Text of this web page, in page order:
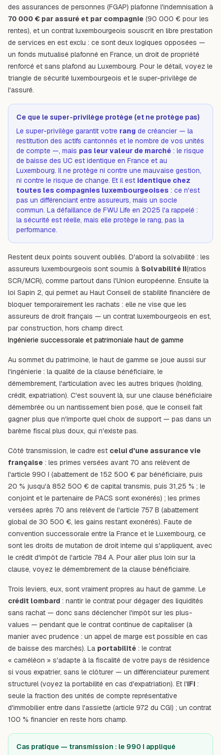
des assurances de personnes (FGAP) plafonne l'indemnisation à
70 000 € par assuré et par compagnie (90 000 € pour les
rentes), et un contrat luxembourgeois souscrit en libre prestation
de services en est exclu : ce sont deux logiques opposées —
un fonds mutualisé plafonné en France, un droit de propriété
renforcé et sans plafond au Luxembourg. Pour le détail, voyez le
triangle de sécurité luxembourgeois et le super-privilège de
l'assuré.
Ce que le super-privilège protège (et ne protège pas)
Le super-privilège garantit votre rang de créancier — la
restitution des actifs cantonnés et le nombre de vos unités
de compte —, mais pas leur valeur de marché : le risque
de baisse des UC est identique en France et au
Luxembourg. Il ne protège ni contre une mauvaise gestion,
ni contre le risque de change. Et il est identique chez
toutes les compagnies luxembourgeoises : ce n'est
pas un différenciant entre assureurs, mais un socle
commun. La défaillance de FWU Life en 2025 l'a rappelé :
la sécurité est réelle, mais elle protège le rang, pas la
performance.
Restent deux points souvent oubliés. D'abord la solvabilité : les
assureurs luxembourgeois sont soumis à Solvabilité II(ratios
SCR/MCR), comme partout dans l'Union européenne. Ensuite la
loi Sapin 2, qui permet au Haut Conseil de stabilité financière de
bloquer temporairement les rachats : elle ne vise que les
assureurs de droit français — un contrat luxembourgeois en est,
par construction, hors champ direct.
Ingénierie successorale et patrimoniale haut de gamme
Au sommet du patrimoine, le haut de gamme se joue aussi sur
l'ingénierie : la qualité de la clause bénéficiaire, le
démembrement, l'articulation avec les autres briques (holding,
crédit, expatriation). C'est souvent là, sur une clause bénéficiaire
démembrée ou un nantissement bien posé, que le conseil fait
gagner plus que n'importe quel choix de support — pas dans un
barème fiscal plus doux, qui n'existe pas.
Côté transmission, le cadre est celui d'une assurance vie
française : les primes versées avant 70 ans relèvent de
l'article 990 I (abattement de 152 500 € par bénéficiaire, puis
20 % jusqu'à 852 500 € de capital transmis, puis 31,25 % ; le
conjoint et le partenaire de PACS sont exonérés) ; les primes
versées après 70 ans relèvent de l'article 757 B (abattement
global de 30 500 €, les gains restant exonérés). Faute de
convention successorale entre la France et le Luxembourg, ce
sont les droits de mutation de droit interne qui s'appliquent, avec
le crédit d'impôt de l'article 784 A. Pour aller plus loin sur la
clause, voyez le démembrement de la clause bénéficiaire.
Trois leviers, eux, sont vraiment propres au haut de gamme. Le
crédit lombard : nantir le contrat pour dégager des liquidités
sans rachat — donc sans déclencher l'impôt sur les plus-
values — pendant que le contrat continue de capitaliser (à
manier avec prudence : un appel de marge est possible en cas
de baisse des marchés). La portabilité : le contrat
« caméléon » s'adapte à la fiscalité de votre pays de résidence
si vous expatrier, sans le clôturer — un différenciateur purement
structurel (voyez la portabilité en cas d'expatriation). Et l'IFI :
seule la fraction des unités de compte représentative
d'immobilier entre dans l'assiette (article 972 du CGI) ; un contrat
100 % financier en reste hors champ.
Cas pratique — transmission : le 990 I appliqué